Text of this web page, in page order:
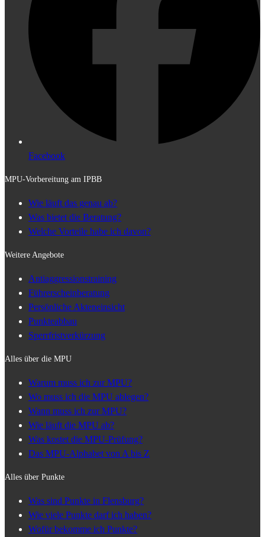
Facebook
MPU-Vorbereitung am IPBB
Wie läuft das genau ab?
Was bietet die Beratung?
Welche Vorteile habe ich davon?
Weitere Angebote
Antiaggressionstraining
Führerscheinberatung
Persönliche Akteneinsicht
Punkteabbau
Sperrfristverkürzung
Alles über die MPU
Warum muss ich zur MPU?
Wo muss ich die MPU ablegen?
Wann muss ich zur MPU?
Wie läuft die MPU ab?
Was kostet die MPU-Prüfung?
Das MPU-Alphabet von A bis Z
Alles über Punkte
Was sind Punkte in Flensburg?
Wie viele Punkte darf ich haben?
Wofür bekomme ich Punkte?